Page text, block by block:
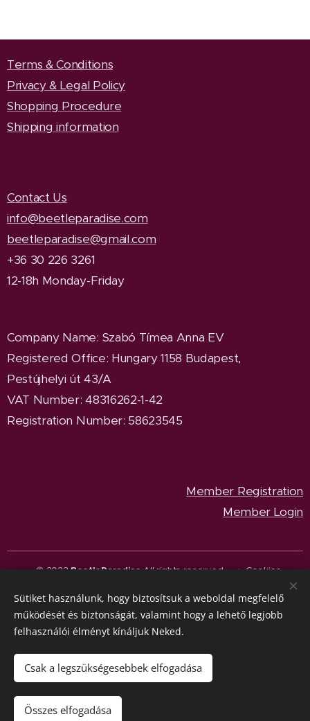
Terms & Conditions
Privacy & Legal Policy
Shopping Procedure
Shipping information
Contact Us
info@beetleparadise.com
beetleparadise@gmail.com
+36 30 226 3261
12-18h Monday-Friday
Company Name: Szabó Tímea Anna EV
Registered Office: Hungary 1158 Budapest,
Pestújhelyi út 43/A
VAT Number: 48316262-1-42
Registration Number: 58623545
Member Registration
Member Login
© 2023BeetleParadiseAll rights reserved. Cookies
Languages
Magyar
English
Sütiket használunk, hogy biztosítsuk a weboldal megfelelő
működését és biztonságát, valamint hogy a lehető legjobb
felhasználói élményt kínáljuk Neked.
Csak a legszükségesebbek elfogadása
Összes elfogadása